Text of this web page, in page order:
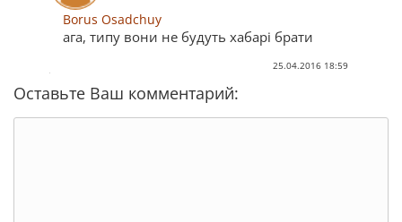
Borus Osadchuy
ага, типу вони не будуть хабарі брати
25.04.2016 18:59
Оставьте Ваш комментарий: